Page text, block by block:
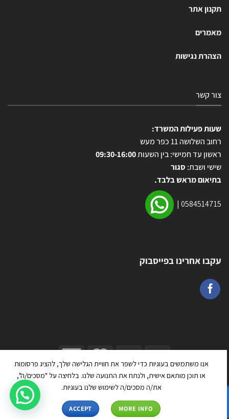
תקנון אתר
מאמרים
הצהרת נגישות
צור קשר
שעות פעילות המשרד:
רחוב השלושה 11 כפר מעש
ראשון עד חמישי: בין השעות09:30-16:00
שישי ושבת: סגור
בתיאום מראש בלבד.
0584514715
|
עקבו אחרינו בפייסבוק
טרמפולינה יבוא ושיווק בע״מ
| מנוהל על ידי
WEmanage - ניהול אתרים
אנו משתמשים בעוגיות כדי לשפר את חוויית הגלישה שלך, להציג פרסומות
או תוכן מותאם אישית, ולנתח את התנועה שלנו. בלחיצה על "מסכים/ה",
את/ה מסכים/ה לשימוש שלנו בעוגיות.
MORE INFO
ACCEPT